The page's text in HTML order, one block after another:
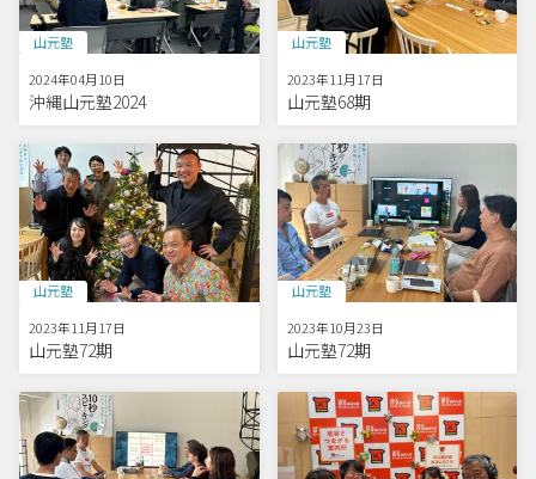
山元塾
2024年04月10日
沖縄山元塾2024
山元塾
2023年11月17日
山元塾68期
山元塾
2023年11月17日
山元塾72期
山元塾
2023年10月23日
山元塾72期